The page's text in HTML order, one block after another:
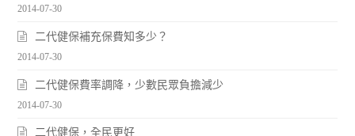
2014-07-30
二代健保補充保費知多少？
2014-07-30
二代健保費率調降，少數民眾負擔減少
2014-07-30
二代健保，全民更好